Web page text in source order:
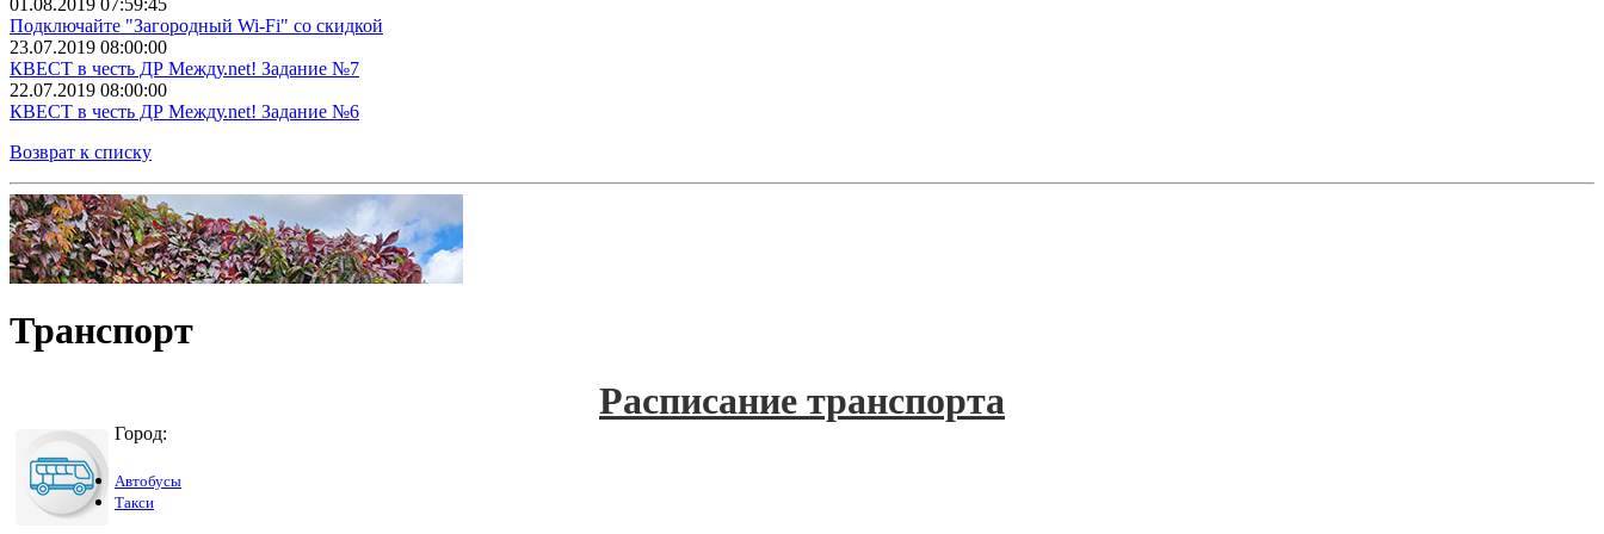
Подключайте "Загородный Wi-Fi" со скидкой
23.07.2019 08:00:00
КВЕСТ в честь ДР Между.net! Задание №7
22.07.2019 08:00:00
КВЕСТ в честь ДР Между.net! Задание №6
Возврат к списку
Транспорт
Расписание транспорта
Город:
Автобусы
Такси